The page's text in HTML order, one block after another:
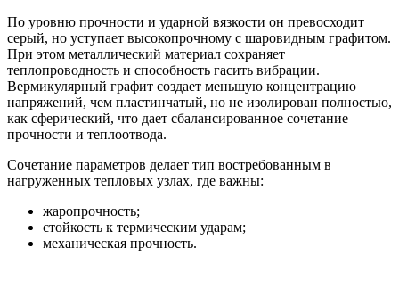
По уровню прочности и ударной вязкости он превосходит
серый, но уступает высокопрочному с шаровидным графитом.
При этом металлический материал сохраняет
теплопроводность и способность гасить вибрации.
Вермикулярный графит создает меньшую концентрацию
напряжений, чем пластинчатый, но не изолирован полностью,
как сферический, что дает сбалансированное сочетание
прочности и теплоотвода.
Сочетание параметров делает тип востребованным в
нагруженных тепловых узлах, где важны:
жаропрочность;
стойкость к термическим ударам;
механическая прочность.